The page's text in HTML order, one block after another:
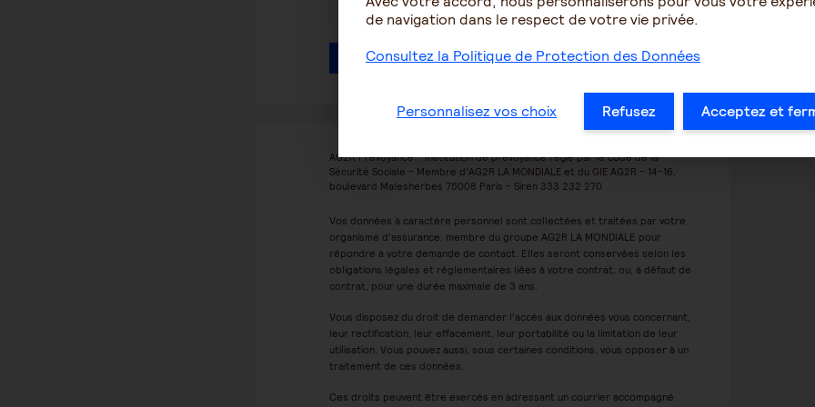
Je demande à être recontacté
AG2R Prévoyance - Institution de prévoyance régie par le code de la
Sécurité Sociale - Membre d’AG2R LA MONDIALE et du GIE AG2R - 14-16,
boulevard Malesherbes 75008 Paris - Siren 333 232 270
Vos données à caractère personnel sont collectées et traitées par votre
organisme d’assurance, membre du groupe AG2R LA MONDIALE pour
répondre à votre demande de contact. Elles seront conservées selon les
obligations légales et réglementaires liées à votre contrat, ou, à défaut de
contrat, pour une durée maximale de 3 ans.
Vous disposez du droit de demander l’accès aux données vous concernant,
leur rectification, leur effacement, leur portabilité ou la limitation de leur
utilisation. Vous pouvez aussi, sous certaines conditions, vous opposer à un
traitement de ces données.
Ces droits peuvent être exercés en adressant un courrier accompagné
de navigation dans le respect de votre vie privée.
Consultez la Politique de Protection des Données
Personnalisez vos choix Refusez Acceptez et